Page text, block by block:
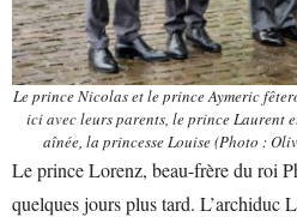
Le prince Nicolas et le prince Aymeric
ici avec leurs parents, le prince Laurent
aînée, la princesse Louise (Photo :
Le prince Lorenz, beau-frère du roi
quelques jours plus tard. L’archiduc